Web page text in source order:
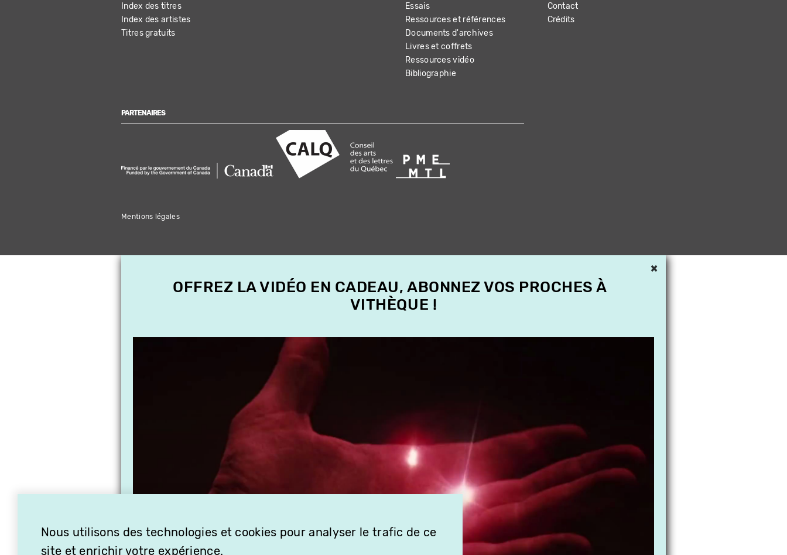
Index des titres
Index des artistes
Titres gratuits
Essais
Ressources et références
Documents d'archives
Livres et coffrets
Ressources vidéo
Bibliographie
Contact
Crédits
PARTENAIRES
Mentions légales
Nous utilisons des technologies et cookies pour analyser le trafic de ce
site et enrichir votre expérience.
×
OFFREZ LA VIDÉO EN CADEAU, ABONNEZ VOS PROCHES À
VITHÈQUE !